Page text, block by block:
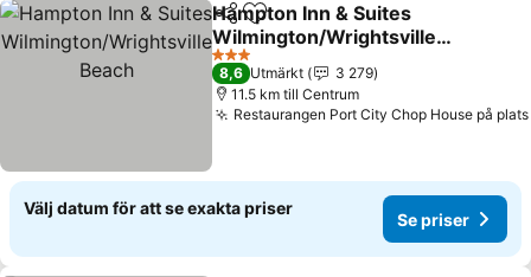
Dela Lägg till i Mina Favoriter
Hampton Inn & Suites
Wilmington/Wrightsville
Beach
Se priser
3 Stjärnor
8,6 Utmärkt
3 279
11.5 km till Centrum
Restaurangen Port City Chop House på plats
Välj datum för att se exakta priser
Se priser